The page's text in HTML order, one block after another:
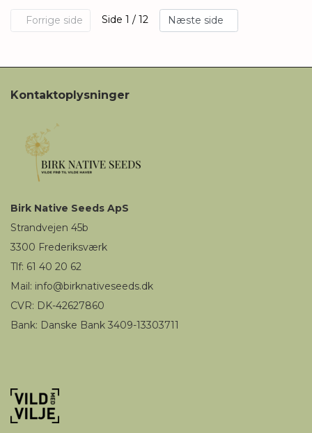
Forrige side Side 1 / 12 Næste side
Kontaktoplysninger
Birk Native Seeds ApS
Strandvejen 45b
3300 Frederiksværk
Tlf: 61 40 20 62
Mail: info@birknativeseeds.dk
CVR: DK-42627860
Bank: Danske Bank 3409-13303711